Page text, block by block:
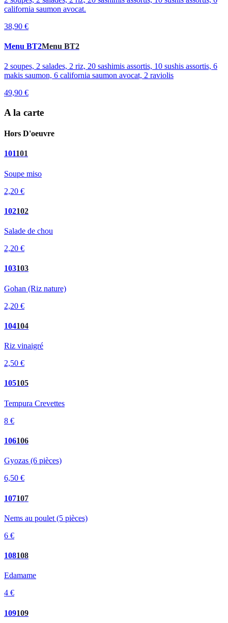
california saumon avocat.
38,90 €
Menu BT2Menu BT2
2 soupes, 2 salades, 2 riz, 20 sashimis assortis, 10 sushis assortis, 6
makis saumon, 6 california saumon avocat, 2 raviolis
49,90 €
A la carte
Hors D'oeuvre
101101
Soupe miso
2,20 €
102102
Salade de chou
2,20 €
103103
Gohan (Riz nature)
2,20 €
104104
Riz vinaigré
2,50 €
105105
Tempura Crevettes
8 €
106106
Gyozas (6 pièces)
6,50 €
107107
Nems au poulet (5 pièces)
6 €
108108
Edamame
4 €
109109